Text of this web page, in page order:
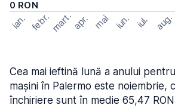
0 RON
ian. febr.mart. apr. mai iun. iul. aug.
Cea mai ieftină lună a anului
mașini în Palermo este noiembrie,
închiriere sunt în medie 65,47